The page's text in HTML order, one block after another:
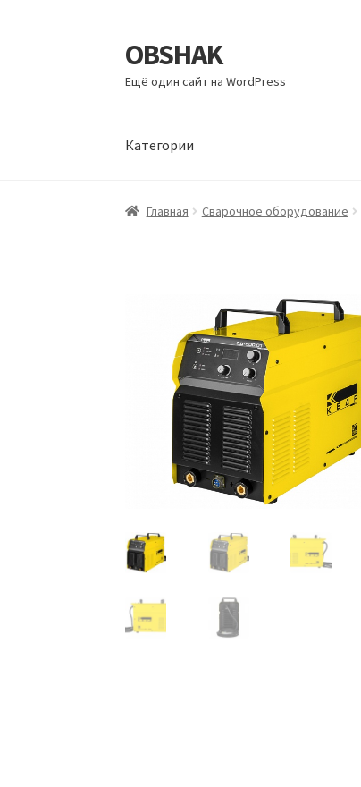
Перейти
к
навигации
Перейти
к
содержимому
OBSHAK
Ещё один сайт на WordPress
Категории
Главная Категории Корзина
Главная Сварочное оборудование